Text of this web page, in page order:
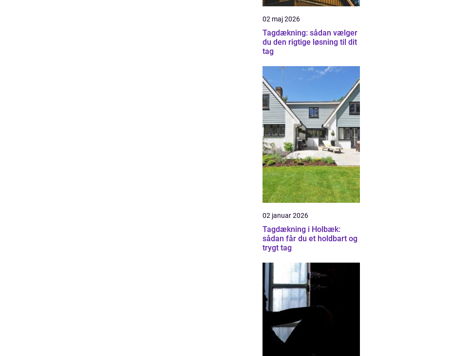
02 maj 2026
Tagdækning: sådan vælger
du den rigtige løsning til dit
tag
02 januar 2026
Tagdækning i Holbæk:
sådan får du et holdbart og
trygt tag